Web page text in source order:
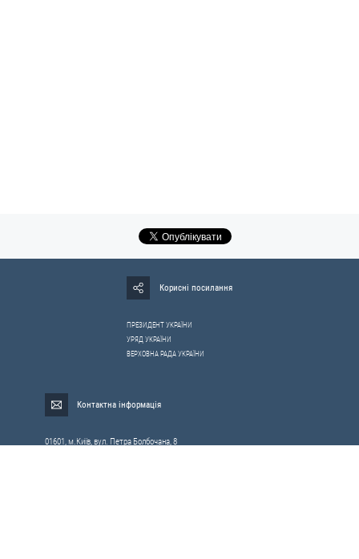
Корисні посилання
ПРЕЗИДЕНТ УКРАЇНИ
УРЯД УКРАЇНИ
ВЕРХОВНА РАДА УКРАЇНИ
Контактна інформація
01601, м.Київ, вул. Петра Болбочана, 8